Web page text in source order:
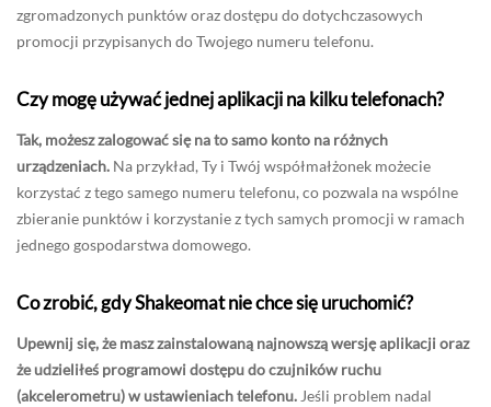
zgromadzonych punktów oraz dostępu do dotychczasowych
promocji przypisanych do Twojego numeru telefonu.
Czy mogę używać jednej aplikacji na kilku telefonach?
Tak, możesz zalogować się na to samo konto na różnych
urządzeniach. Na przykład, Ty i Twój współmałżonek możecie
korzystać z tego samego numeru telefonu, co pozwala na wspólne
zbieranie punktów i korzystanie z tych samych promocji w ramach
jednego gospodarstwa domowego.
Co zrobić, gdy Shakeomat nie chce się uruchomić?
Upewnij się, że masz zainstalowaną najnowszą wersję aplikacji oraz
że udzieliłeś programowi dostępu do czujników ruchu
(akcelerometru) w ustawieniach telefonu. Jeśli problem nadal